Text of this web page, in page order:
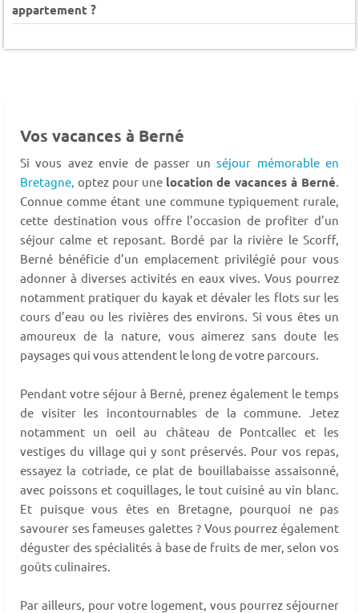
appartement ?
Vos vacances à Berné
Si vous avez envie de passer unséjour mémorable en
Bretagne, optez pour une location de vacances à Berné.
Connue comme étant une commune typiquement rurale,
cette destination vous offre l’occasion de profiter d’un
séjour calme et reposant. Bordé par la rivière le Scorff,
Berné bénéficie d’un emplacement privilégié pour vous
adonner à diverses activités en eaux vives. Vous pourrez
notamment pratiquer du kayak et dévaler les flots sur les
cours d’eau ou les rivières des environs. Si vous êtes un
amoureux de la nature, vous aimerez sans doute les
paysages qui vous attendent le long de votre parcours.
Pendant votre séjour à Berné, prenez également le temps
de visiter les incontournables de la commune. Jetez
notamment un oeil au château de Pontcallec et les
vestiges du village qui y sont préservés. Pour vos repas,
essayez la cotriade, ce plat de bouillabaisse assaisonné,
avec poissons et coquillages, le tout cuisiné au vin blanc.
Et puisque vous êtes en Bretagne, pourquoi ne pas
savourer ses fameuses galettes ? Vous pourrez également
déguster des spécialités à base de fruits de mer, selon vos
goûts culinaires.
Par ailleurs, pour votre logement, vous pourrez séjourner